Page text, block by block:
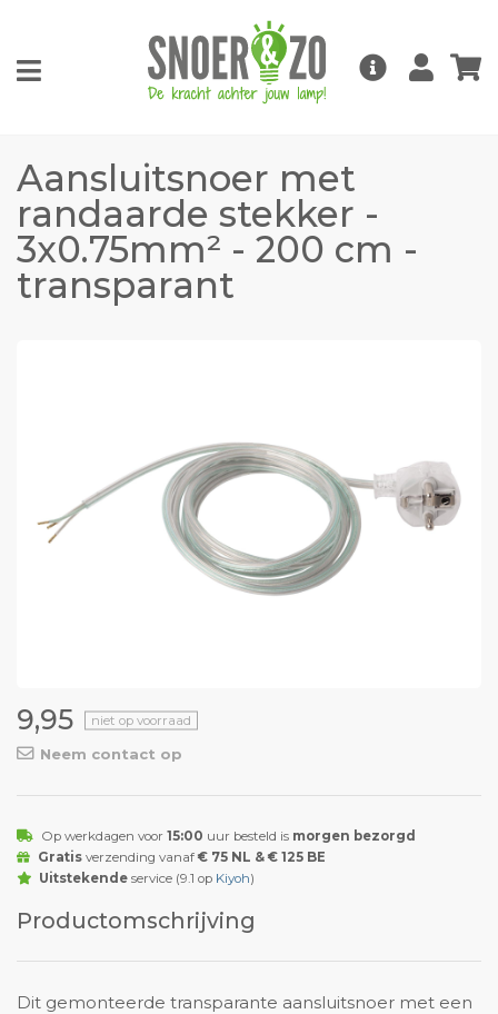
Aansluitsnoer met
randaarde stekker -
3x0.75mm² - 200 cm -
transparant
9,95 niet op voorraad
Neem contact op
Op werkdagen voor 15:00 uur besteld is morgen bezorgd
Gratisverzending vanaf € 75 NL & € 125 BE
Uitstekendeservice (9.1 op Kiyoh)
Productomschrijving
Dit gemonteerde transparante aansluitsnoer met een